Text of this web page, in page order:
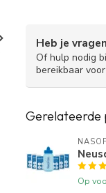
schone neus
Heb je
Of hulp nodig
bereikbaar
Gerelateerde
Op